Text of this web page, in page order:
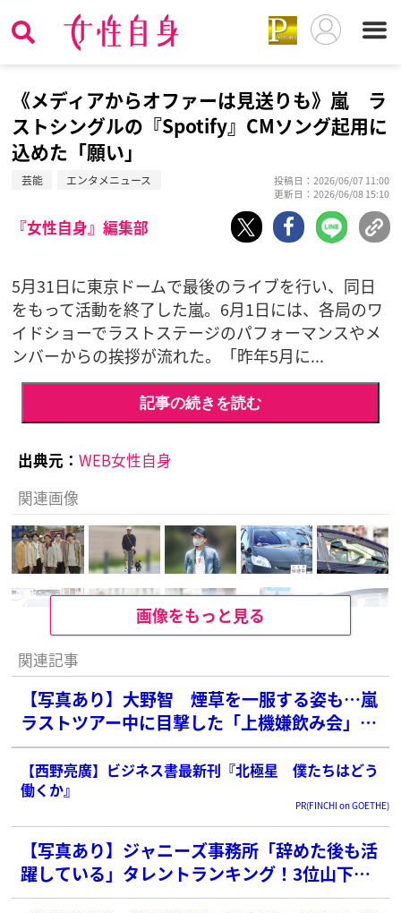
《メディアからオファーは見送りも》嵐 ラ
ストシングルの『Spotify』CMソング起用に
込めた「願い」
芸能 エンタメニュース
投稿日：2026/06/07 11:00
更新日：2026/06/08 15:10
『女性自身』編集部
5月31日に東京ドームで最後のライブを行い、同日
をもって活動を終了した嵐。6月1日には、各局のワ
イドショーでラストステージのパフォーマンスやメ
ンバーからの挨拶が流れた。「昨年5月に...
記事の続きを読む
出典元： WEB女性自身
関連画像
画像をもっと見る
関連記事
【写真あり】大野智 煙草を一服する姿も…嵐
ラストツアー中に目撃した「上機嫌飲み会」現
場
【西野亮廣】ビジネス書最新刊『北極星 僕たちはどう
働くか』
PR(FINCHI on GOETHE)
【写真あり】ジャニーズ事務所「辞めた後も活
躍している」タレントランキング！3位山下智
久、2位草剛を抑えた圧倒的1位は？